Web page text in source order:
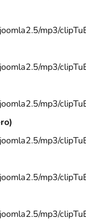
mp3/
mp3/
mp3/
mp3/
mp3/
mp3/